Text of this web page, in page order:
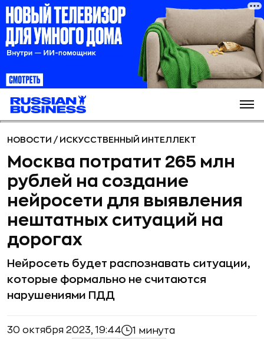
НОВОСТИ / ИСКУССТВЕННЫЙ ИНТЕЛЛЕКТ
Москва потратит 265 млн
рублей на создание
нейросети для выявления
нештатных ситуаций на
дорогах
Нейросеть будет распознавать ситуации,
которые формально не считаются
нарушениями ПДД
30 октября 2023, 19:44 1 минута